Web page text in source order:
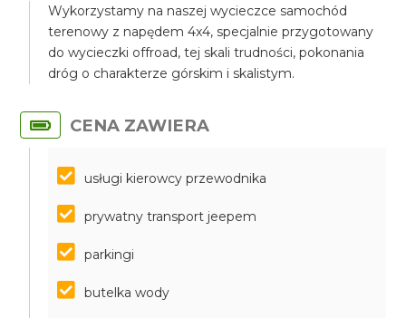
Wykorzystamy na naszej wycieczce samochód
terenowy z napędem 4x4, specjalnie przygotowany
do wycieczki offroad, tej skali trudności, pokonania
dróg o charakterze górskim i skalistym.
CENA ZAWIERA
usługi kierowcy przewodnika
prywatny transport jeepem
parkingi
butelka wody